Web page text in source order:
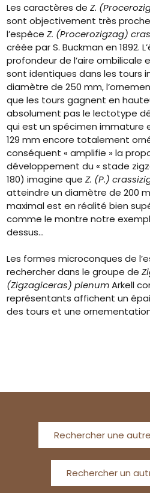
Les caractères deZ.
sont objectivement très
l’espèceZ. (Procerozigzag)
créée par S. Buckman en 1892.
profondeur de l’aire ombilicale
sont identiques dans les tours
diamètre de 250 mm,
que les tours gagnent en
absolument pas le lectotype
qui est un spécimen immature
129 mm encore totalement
conséquent « amplifie » la
développement du « stade
180) imagine queZ. (P.)
atteindre un diamètre de 200
maximal est en réalité bien
comme le montre notre
dessus…
Les formes microconques de
rechercher dans le groupe de
(Zigzagiceras) plenumArkell
représentants affichent un
des tours et une
Rechercher une
Rechercher un